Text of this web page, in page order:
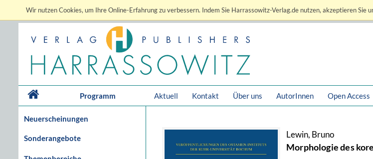
Wir nutzen Cookies, um Ihre Online-Erfahrung zu verbessern. Indem Sie Harrassowitz-Verlag.de nutzen, akzeptieren Sie
Programm Aktuell Kontakt Über uns AutorInnen Open Access
Neuerscheinungen
Sonderangebote Lewin, Bruno
Morphologie des